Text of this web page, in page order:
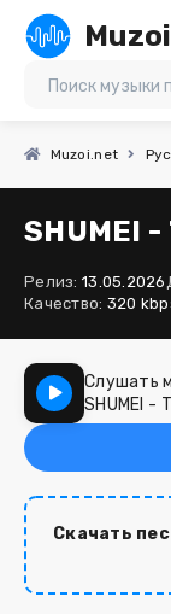
Muzoi.net
SHUMEI
Релиз: 13.05.2026
Качество: 320
Слушать
SHUMEI -
Скачать